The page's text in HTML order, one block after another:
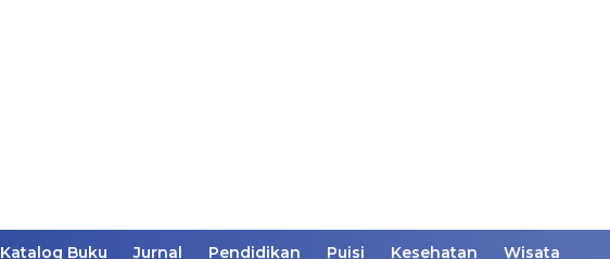
Katalog Buku Jurnal Pendidikan Puisi Kesehatan Wisata